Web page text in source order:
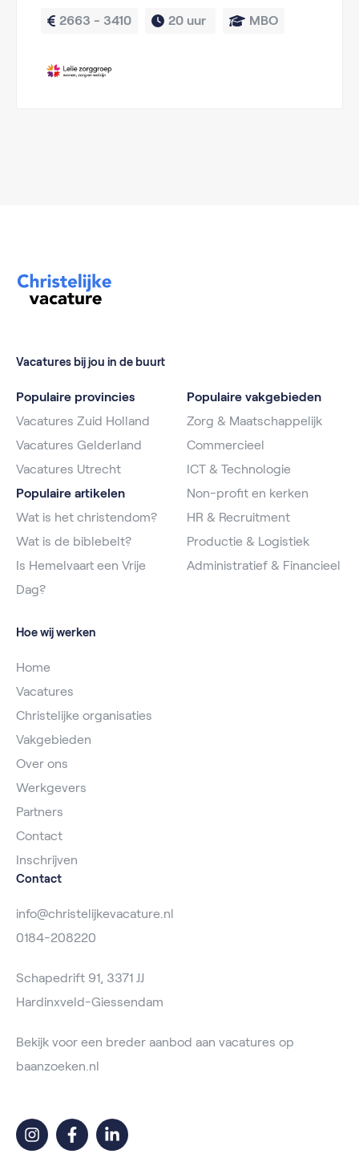
2663 - 3410 20 uur MBO
Vacatures bij jou in de buurt
Populaire provincies
Vacatures Zuid Holland
Vacatures Gelderland
Vacatures Utrecht
Populaire artikelen
Wat is het christendom?
Wat is de biblebelt?
Is Hemelvaart een Vrije
Dag?
Populaire vakgebieden
Zorg & Maatschappelijk
Commercieel
ICT & Technologie
Non-profit en kerken
HR & Recruitment
Productie & Logistiek
Administratief & Financieel
Hoe wij werken
Home
Vacatures
Christelijke organisaties
Vakgebieden
Over ons
Werkgevers
Partners
Contact
Inschrijven
Contact
info@christelijkevacature.nl
0184-208220
Schapedrift 91, 3371 JJ
Hardinxveld-Giessendam
Bekijk voor een breder aanbod aan vacatures op
baanzoeken.nl